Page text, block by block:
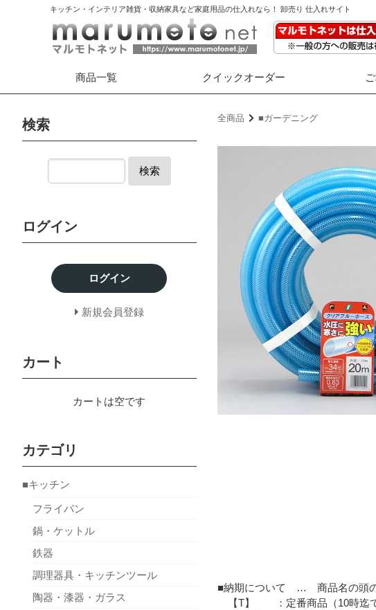
キッチン・インテリア雑貨・収納家具など家庭用品の仕入れなら！ 卸売り 仕入れサイト
商品一覧 クイックオーダー
全商品 ■ガーデニング
■納期について … 商品名の頭の
【T】 ：定番商品（10時迄で
検索
検索
ログイン
ログイン
新規会員登録
カート
カートは空です
カテゴリ
■キッチン
フライパン
鍋・ケットル
鉄器
調理器具・キッチンツール
陶器・漆器・ガラス